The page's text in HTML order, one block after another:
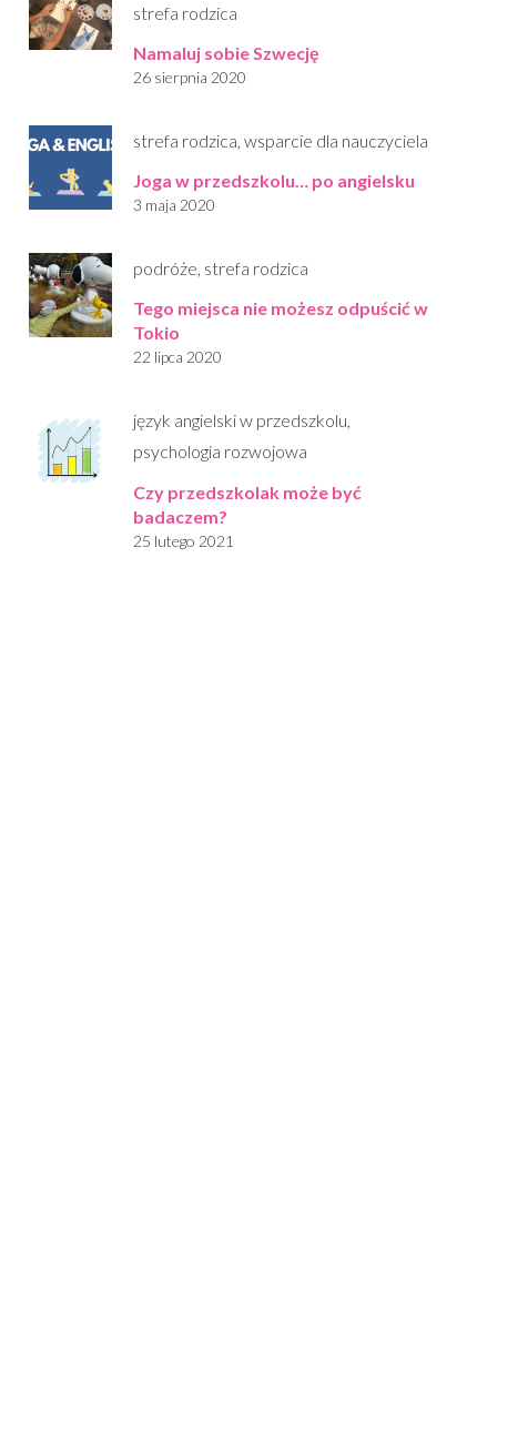
strefa rodzica
Namaluj sobie Szwecję
26 sierpnia 2020
strefa rodzica,wsparcie dla nauczyciela
Joga w przedszkolu… po angielsku
3 maja 2020
podróże, strefa rodzica
Tego miejsca nie możesz odpuścić w
Tokio
22 lipca 2020
język angielski w przedszkolu,
psychologia rozwojowa
Czy przedszkolak może być
badaczem?
25 lutego 2021